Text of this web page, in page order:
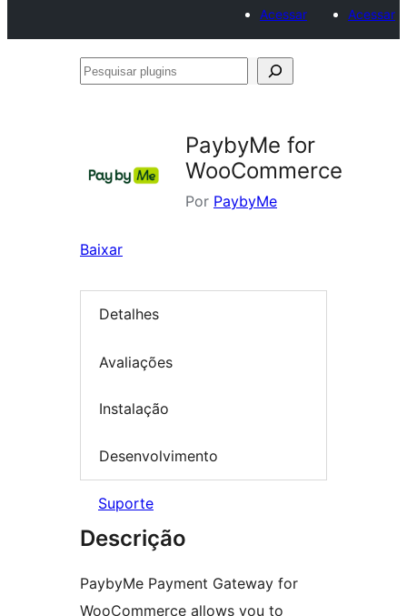
Acessar
Acessar
Pesquisar
PaybyMe for
WooCommerce
Por PaybyMe
Baixar
Detalhes
Avaliações
Instalação
Desenvolvimento
Suporte
Descrição
PaybyMe Payment Gateway for
WooCommerce allows you to